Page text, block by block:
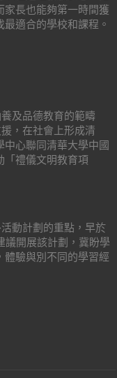
家長也能夠第一時間獲
適合的學校和課程。
及品德教育的範疇
，在社會上形成清
心聯同清華大學中國
「禮儀文明教育項
動計劃的重點，早於
開展該計劃，冀盼學
驗與別不同的學習經